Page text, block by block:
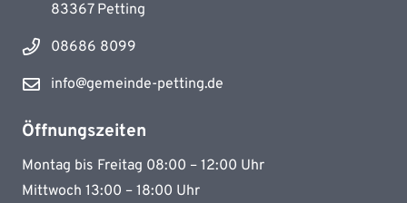
83367 Petting
08686 8099
info@gemeinde-petting.de
Öffnungszeiten
Montag bis Freitag 08:00 – 12:00 Uhr
Mittwoch 13:00 – 18:00 Uhr